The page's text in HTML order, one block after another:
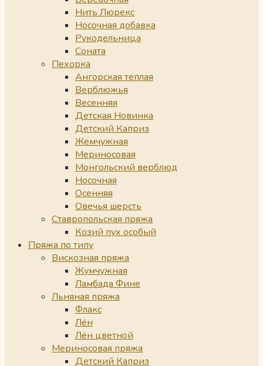
Нить Люрекс
Носочная добавка
Рукодельница
Соната
Пехорка
Ангорская теплая
Верблюжья
Весенняя
Детская Новинка
Детский Каприз
Жемчужная
Мериносовая
Монгольский верблюд
Носочная
Осенняя
Овечья шерсть
Ставропольская пряжа
Козий пух особый
Пряжа по типу
Вискозная пряжа
Жумчужная
Ламбада Фине
Льняная пряжа
Флакс
Лён
Лён цветной
Мериносовая пряжа
Детский Каприз